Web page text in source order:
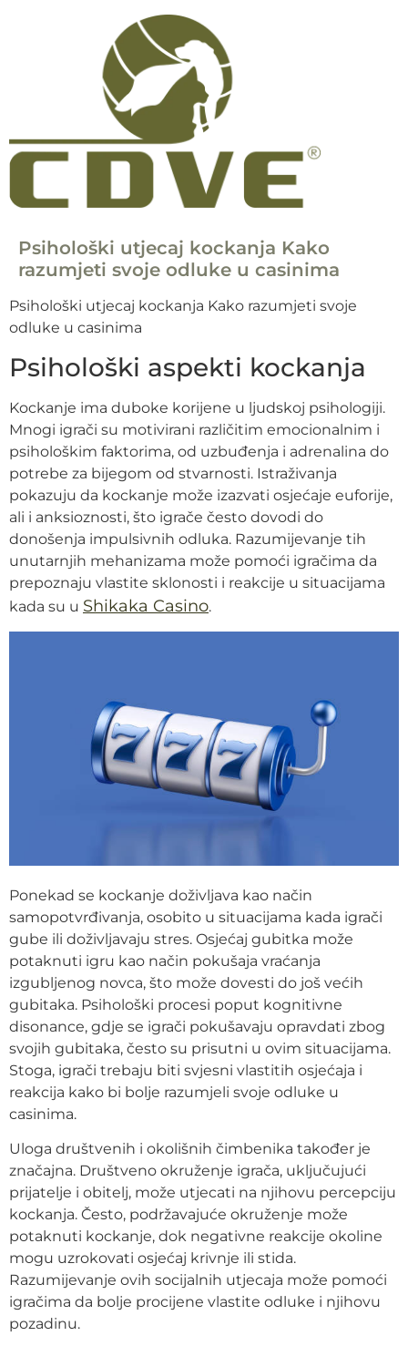
Psihološki utjecaj kockanja Kako
razumjeti svoje odluke u casinima
Psihološki utjecaj kockanja Kako razumjeti svoje
odluke u casinima
Psihološki aspekti kockanja
Kockanje ima duboke korijene u ljudskoj psihologiji.
Mnogi igrači su motivirani različitim emocionalnim i
psihološkim faktorima, od uzbuđenja i adrenalina do
potrebe za bijegom od stvarnosti. Istraživanja
pokazuju da kockanje može izazvati osjećaje euforije,
ali i anksioznosti, što igrače često dovodi do
donošenja impulsivnih odluka. Razumijevanje tih
unutarnjih mehanizama može pomoći igračima da
prepoznaju vlastite sklonosti i reakcije u situacijama
kada su u Shikaka Casino.
Ponekad se kockanje doživljava kao način
samopotvrđivanja, osobito u situacijama kada igrači
gube ili doživljavaju stres. Osjećaj gubitka može
potaknuti igru kao način pokušaja vraćanja
izgubljenog novca, što može dovesti do još većih
gubitaka. Psihološki procesi poput kognitivne
disonance, gdje se igrači pokušavaju opravdati zbog
svojih gubitaka, često su prisutni u ovim situacijama.
Stoga, igrači trebaju biti svjesni vlastitih osjećaja i
reakcija kako bi bolje razumjeli svoje odluke u
casinima.
Uloga društvenih i okolišnih čimbenika također je
značajna. Društveno okruženje igrača, uključujući
prijatelje i obitelj, može utjecati na njihovu percepciju
kockanja. Često, podržavajuće okruženje može
potaknuti kockanje, dok negativne reakcije okoline
mogu uzrokovati osjećaj krivnje ili stida.
Razumijevanje ovih socijalnih utjecaja može pomoći
igračima da bolje procijene vlastite odluke i njihovu
pozadinu.